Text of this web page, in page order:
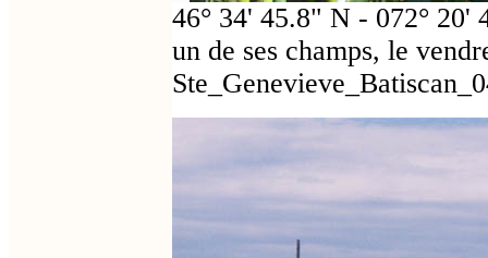
46° 34' 45.8" N - 072° 20'
un de ses champs, le